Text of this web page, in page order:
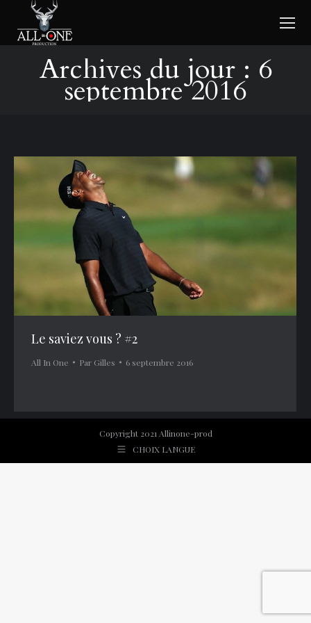
Archives du jour : 6
septembre 2016
Le saviez vous ? #2
All In One Par Gilles 6 septembre 2016
Copyright 2021 Allinone-prod
CHOIX LANGUE